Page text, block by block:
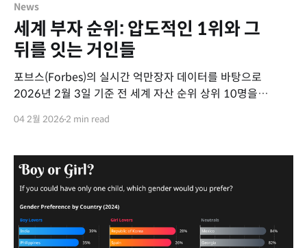
News
세계 부자 순위: 압도적인 1위와 그
뒤를 잇는 거인들
포브스(Forbes)의 실시간 억만장자 데이터를 바탕으로
2026년 2월 3일 기준 전 세계 자산 순위 상위 10명을
독주입니다. 그의 자산은 약 7,680억 달러(한화 약 1,114조
리치'들
04 2월 20262 min read